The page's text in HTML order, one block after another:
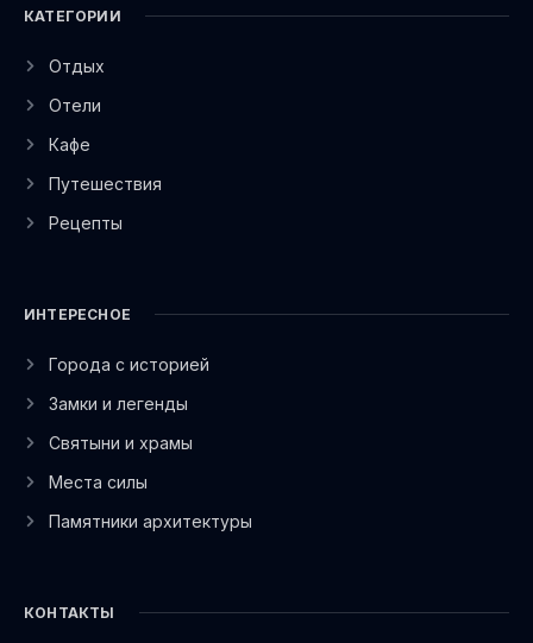
КАТЕГОРИИ
Отдых
Отели
Кафе
Путешествия
Рецепты
ИНТЕРЕСНОЕ
Города с историей
Замки и легенды
Святыни и храмы
Места силы
Памятники архитектуры
КОНТАКТЫ